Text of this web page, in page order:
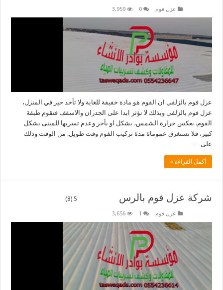
عزل فوم 0
3,959
عزل فوم بالزلفي ان الفوم هو مادة خفيفة للغاية ولا تأخذ حيز في المنزل،
عزل فوم بالزلفي وبذلك لا تؤثر ابدا على الجدران والاسقف فتقوم طبقة
الفوم. بعكس حرارة الشمس، بشكل او بأخر وعدم تسربها للمبنى بشكل
كبير، فلا تستغرق عموماة مدة تركيب الفوم وقت طويل. من الوقت وذلك
على …
أكمل القراءة »
شركة عزل فوم بالرس 5 (8)
عزل فوم 1
3,656